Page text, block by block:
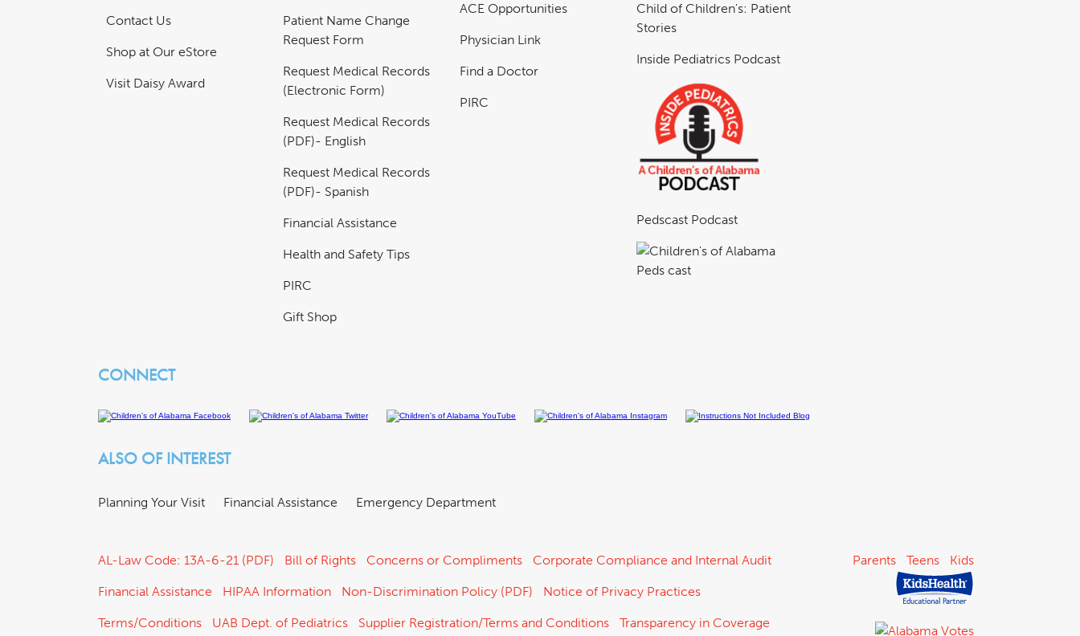
Contact Us
Shop at Our eStore
Visit Daisy Award
Patient Name Change
Request Form
Request Medical Records
(Electronic Form)
Request Medical Records
(PDF)- English
Request Medical Records
(PDF)- Spanish
Financial Assistance
Health and Safety Tips
PIRC
Gift Shop
ACE Opportunities
Physician Link
Find a Doctor
PIRC
Child of Children's: Patient
Stories
Inside Pediatrics Podcast
Pedscast Podcast
CONNECT
ALSO OF INTEREST
Planning Your Visit Financial Assistance Emergency Department
AL-Law Code: 13A-6-21 (PDF) Bill of Rights Concerns or Compliments Corporate Compliance and Internal Audit
Financial Assistance HIPAA Information Non-Discrimination Policy (PDF) Notice of Privacy Practices
Terms/Conditions UAB Dept. of Pediatrics Supplier Registration/Terms and Conditions
Transparency in Coverage
Parents Teens Kids